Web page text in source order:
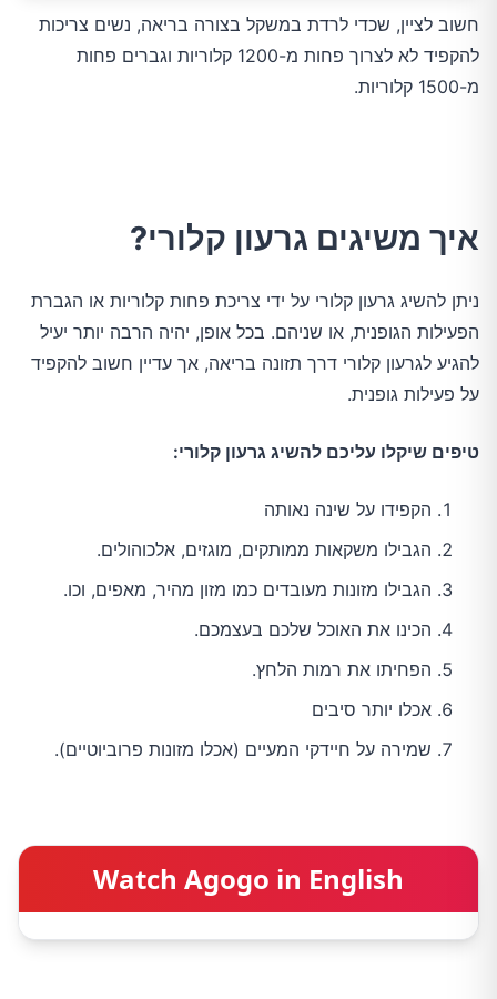
חשוב לציין, שכדי לרדת במשקל בצורה בריאה, נשים צריכות
להקפיד לא לצרוך פחות מ-1200 קלוריות וגברים פחות
מ-1500 קלוריות.
איך משיגים גרעון קלורי?
ניתן להשיג גרעון קלורי על ידי צריכת פחות קלוריות או הגברת
הפעילות הגופנית, או שניהם. בכל אופן, יהיה הרבה יותר יעיל
להגיע לגרעון קלורי דרך תזונה בריאה, אך עדיין חשוב להקפיד
על פעילות גופנית.
טיפים שיקלו עליכם להשיג גרעון קלורי:
הקפידו על שינה נאותה
הגבילו משקאות ממותקים, מוגזים, אלכוהולים.
הגבילו מזונות מעובדים כמו מזון מהיר, מאפים, וכו.
הכינו את האוכל שלכם בעצמכם.
הפחיתו את רמות הלחץ.
אכלו יותר סיבים
שמירה על חיידקי המעיים (אכלו מזונות פרוביוטיים).
Watch Agogo in English